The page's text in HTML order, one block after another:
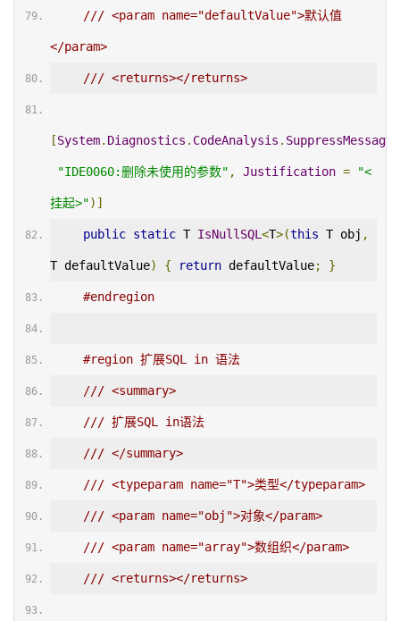
/// <param name="defaultValue">默认值
</param>
/// <returns></returns>
[System. Diagnostics . CodeAnalysis . SuppressMessage
"IDE0060:删除未使用的参数" , Justification = "<
挂起>")]
public static T IsNullSQL <T>(this T obj ,
T defaultValue) { return defaultValue; }
#endregion
#region 扩展SQL in 语法
/// <summary>
/// 扩展SQL in语法
/// </summary>
/// <typeparam name="T">类型</typeparam>
/// <param name="obj">对象</param>
/// <param name="array">数组织</param>
/// <returns></returns>